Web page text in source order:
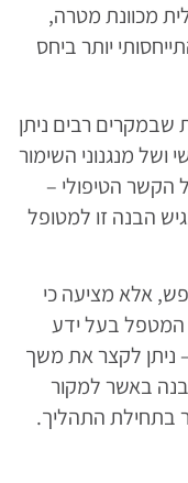
מכוונת מטרה,
יותר ביחס
רבים ניתן
מנגנוני השימור
הטיפולי –
הבנה זו למטופל
אלא מציעה כי
המטפל בעל ידע
– ניתן לקצר את משך
באשר למקור
בתחילת התהליך.